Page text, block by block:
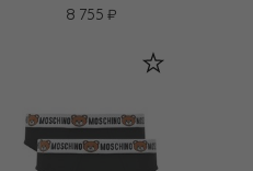
8 755 ₽